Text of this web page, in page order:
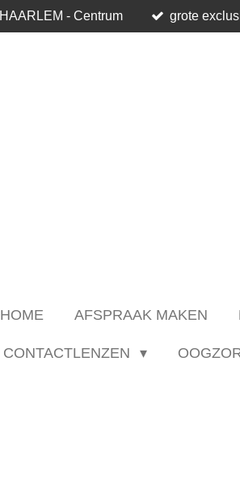
HAARLEM - Centrum grote
HOME AFSPRAAK MAKEN
CONTACTLENZEN